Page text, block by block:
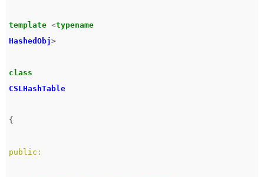
template <typename
HashedObj>
class
CSLHashTable
{
public: